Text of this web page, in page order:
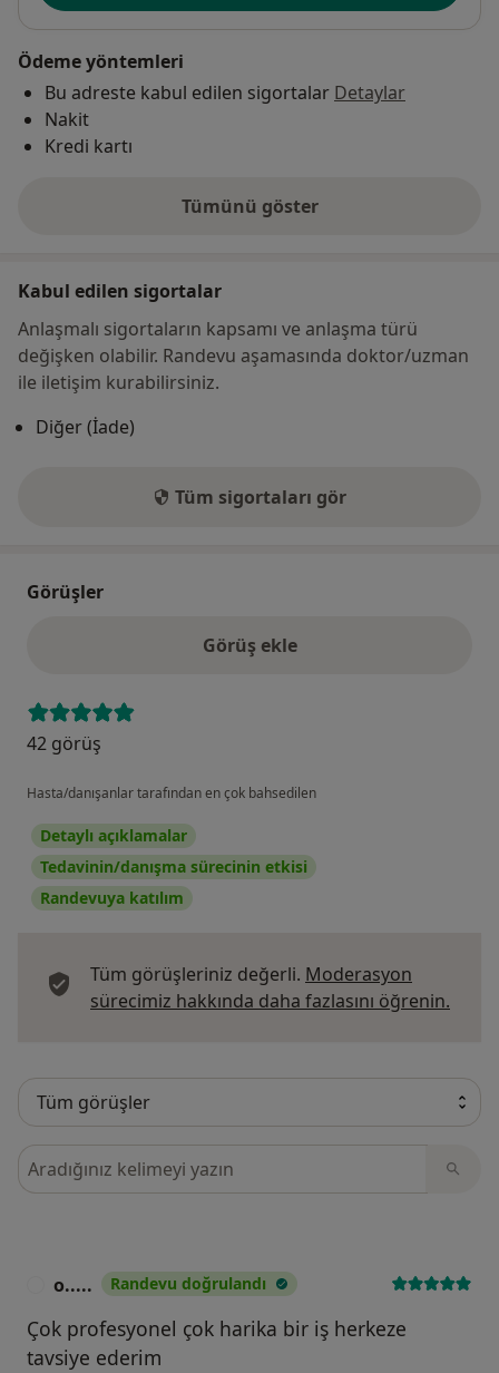
Ödeme yöntemleri
Bu adreste kabul edilen sigortalar Detaylar
Nakit
Kredi kartı
Tümünü göster
adres hakkında
Kabul edilen sigortalar
Anlaşmalı sigortaların kapsamı ve anlaşma türü
değişken olabilir. Randevu aşamasında doktor/uzman
ile iletişim kurabilirsiniz.
Diğer (İade)
Tüm sigortaları gör
Görüşler
Görüş ekle
42 görüş
Hasta/danışanlar tarafından en çok bahsedilen
Detaylı açıklamalar
Tedavinin/danışma sürecinin etkisi
Randevuya katılım
Tüm görüşleriniz değerli. Moderasyon
sürecimiz hakkında daha fazlasını öğrenin.
Görüşler içerisinde ara
o..... Randevu doğrulandı
Çok profesyonel çok harika bir iş herkeze
tavsiye ederim